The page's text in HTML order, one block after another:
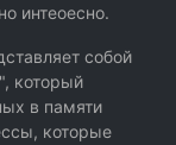
интеоесно.
собой
который
в памяти
которые